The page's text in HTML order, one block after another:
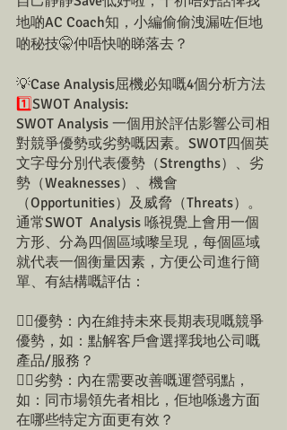
地啲AC Coach知，小編偷偷洩漏咗佢地
啲秘技🤫仲唔快啲睇落去？
💡Case Analysis屈機必知嘅4個分析方法
1️⃣SWOT Analysis:
SWOT Analysis 一個用於評估影響公司相
對競爭優勢或劣勢嘅因素。SWOT四個英
文字母分別代表優勢（Strengths）、劣
勢（Weaknesses）、機會
（Opportunities）及威脅（Threats）。
通常SWOT  Analysis 喺視覺上會用一個
方形、分為四個區域嚟呈現，每個區域
就代表一個衡量因素，方便公司進行簡
單、有結構嘅評估：
👉🏻優勢：內在維持未來長期表現嘅競爭
優勢，如：點解客戶會選擇我地公司嘅
產品/服務？
👉🏻劣勢：內在需要改善嘅運營弱點，
如：同市場領先者相比，佢地喺邊方面
在哪些特定方面更有效？